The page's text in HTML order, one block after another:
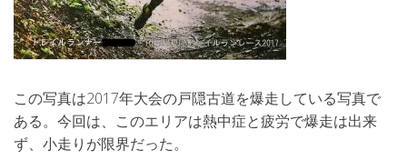
この写真は2017年大会の戸隠古道を爆走している写真で
ある。今回は、このエリアは熱中症と疲労で爆走は出来
ず、小走りが限界だった。